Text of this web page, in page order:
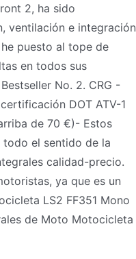
2, ha sido
ventilación e integración
puesto al tope de
en todos sus
No. 2. CRG -
DOT ATV-1
de 70 €)- Estos
el sentido de la
calidad-precio.
ya que es un
LS2 FF351 Mono
de Moto Motocicleta